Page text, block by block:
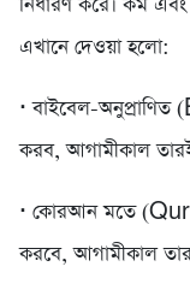
এখানে দেওয়া হলো:
· বাইবেল-
করব, আগামীকাল
· কোরআন মতে
করবে, আগামীকাল